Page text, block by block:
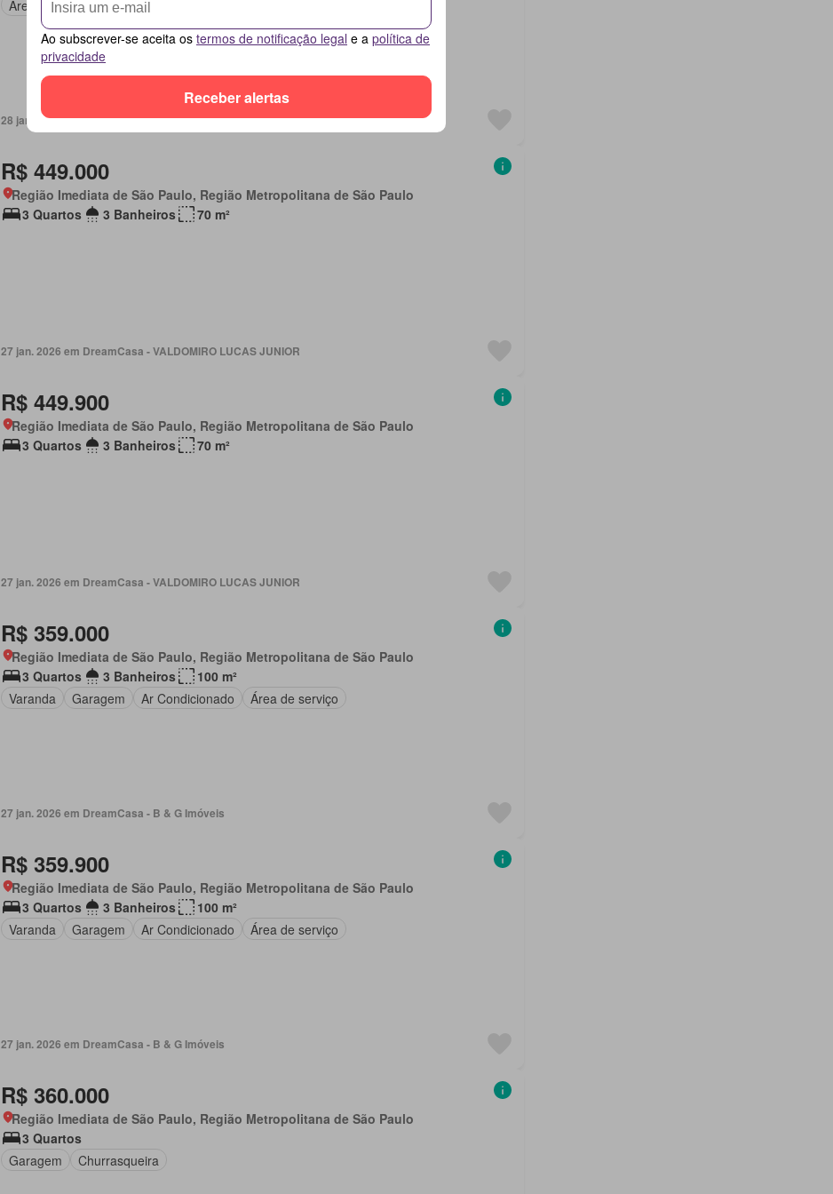
Área de serviço
28 jan. 2026 em Guia de Imóveis ABC
R$ 449.000
Região Imediata de São Paulo, Região Metropolitana de São Paulo
3 Quartos
3 Banheiros 70 m²
27 jan. 2026 em DreamCasa - VALDOMIRO LUCAS JUNIOR
R$ 449.900
Região Imediata de São Paulo, Região Metropolitana de São Paulo
3 Quartos
3 Banheiros 70 m²
27 jan. 2026 em DreamCasa - VALDOMIRO LUCAS JUNIOR
R$ 359.000
Região Imediata de São Paulo, Região Metropolitana de São Paulo
3 Quartos
3 Banheiros
100 m²
Varanda
Garagem Ar Condicionado Área de serviço
27 jan. 2026 em DreamCasa - B & G Imóveis
R$ 359.900
Região Imediata de São Paulo, Região Metropolitana de São Paulo
3 Quartos
3 Banheiros
100 m²
Varanda
Garagem Ar Condicionado Área de serviço
27 jan. 2026 em DreamCasa - B & G Imóveis
R$ 360.000
Região Imediata de São Paulo, Região Metropolitana de São Paulo
3 Quartos
Garagem
Churrasqueira
Ao subscrever-se aceita os termos de notificação legal e a política de
privacidade
Receber alertas